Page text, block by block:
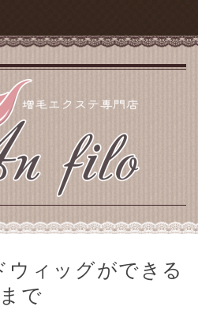
ウィッグができる
まで